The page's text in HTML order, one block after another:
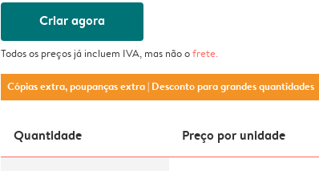
Criar agora
Todos os preços já incluem IVA, mas não ofrete.
Cópias extra, poupanças extra| Desconto para grandes quantidades
Quantidade Preço por unidade